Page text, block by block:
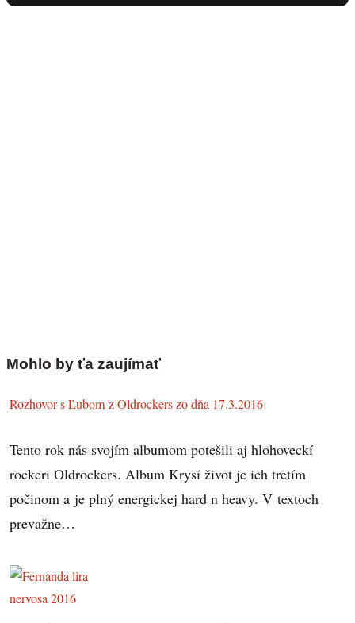
Mohlo by ťa zaujímať
Rozhovor s Ľubom z Oldrockers zo dňa 17.3.2016
Tento rok nás svojím albumom potešili aj hlohoveckí
rockeri Oldrockers. Album Krysí život je ich tretím
počinom a je plný energickej hard n heavy. V textoch
prevažne…